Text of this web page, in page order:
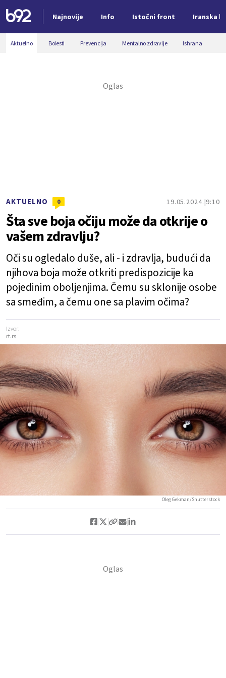
Najnovije Info Istočni front Iranska
Nova vest
Aktuelno Bolesti Prevencija Mentalno zdravlje Ishrana
AKTUELNO 0 19.05.2024. 9:10
Šta sve boja očiju može da otkrije o
vašem zdravlju?
Oči su ogledalo duše, ali - i zdravlja, budući da
njihova boja može otkriti predispozicije ka
pojedinim oboljenjima. Čemu su sklonije osobe
sa smeđim, a čemu one sa plavim očima?
Izvor:
rt.rs
Oleg Gekman/Shutterstock